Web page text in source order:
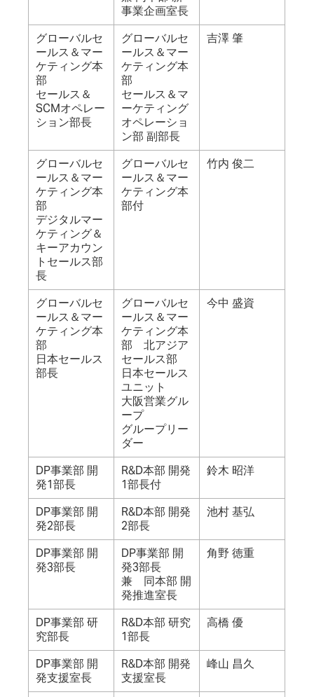
事業企画室長
グローバルセ
ールス＆マー
ケティング本
部
セールス＆
SCMオペレー
ション部長
グローバルセ
ールス＆マー
ケティング本
部
セールス＆マ
ーケティング
オペレーショ
ン部 副部長
吉澤 肇
グローバルセ
ールス＆マー
ケティング本
部
デジタルマー
ケティング＆
キーアカウン
トセールス部
長
グローバルセ
ールス＆マー
ケティング本
部付
竹内 俊二
グローバルセ
ールス＆マー
ケティング本
部
日本セールス
部長
グローバルセ
ールス＆マー
ケティング本
部 北アジア
セールス部
日本セールス
ユニット
大阪営業グル
ープ
グループリー
ダー
今中 盛資
DP事業部 開
発1部長
R&D本部 開発
1部長付
鈴木 昭洋
DP事業部 開
発2部長
R&D本部 開発
2部長
池村 基弘
DP事業部 開
発3部長
DP事業部 開
発3部長
兼 同本部 開
発推進室長
角野 徳重
DP事業部 研
究部長
R&D本部 研究
1部長
高橋 優
DP事業部 開
発支援室長
R&D本部 開発
支援室長
峰山 昌久